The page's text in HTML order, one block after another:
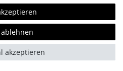
Düne Mahagoni Dessin
€ *
Artikel anzeigen
MwSt.
akzeptieren